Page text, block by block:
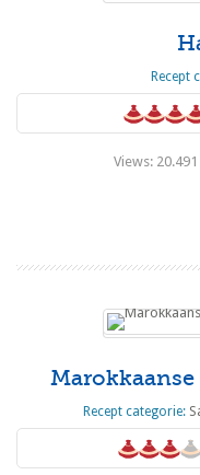
Recept
Views:
Recept categorie: